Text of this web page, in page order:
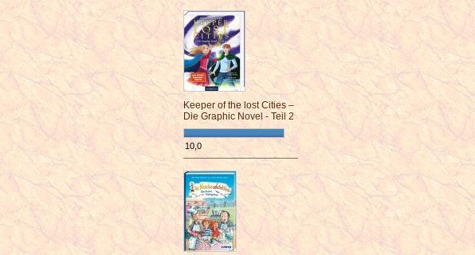
Keeper of the lost Cities –
Die Graphic Novel - Teil 2
10,0
¯¯¯¯¯¯¯¯¯¯¯¯¯¯¯¯¯¯¯¯¯¯¯¯